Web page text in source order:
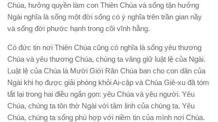
Chúa, hưởng quyền làm con Thiên Chúa và sống tận hưởng
Ngài nghĩa là sống một đời sống có ý nghĩa trên trần gian nầy
và sống đời phước hạnh trong cõi vĩnh hằng.
Có đức tin nơi Thiên Chúa cũng có nghĩa là sống yêu thương
Chúa và yêu thương Chúa, chúng ta vâng giữ luật lệ của Ngài.
Luật lệ của Chúa là Mười Giới Răn Chúa ban cho con dân của
Ngài khi họ được giải phóng khỏi Ai-cập và Chúa Giê-xu đã tóm
tắt lại trong hai điều ngắn gọn: yêu Chúa và yêu người. Yêu
Chúa, chúng ta tôn thờ Ngài với tâm linh của chúng ta. Yêu
Chúa, chúng ta sống phù hợp với niềm tin của mình nơi Chúa.